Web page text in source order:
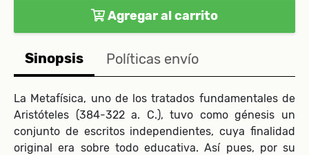
Agregar al carrito
Sinopsis Políticas envío
La Metafísica, uno de los tratados fundamentales de
Aristóteles (384-322 a. C.), tuvo como génesis un
conjunto de escritos independientes, cuya finalidad
original era sobre todo educativa. Así pues, por su